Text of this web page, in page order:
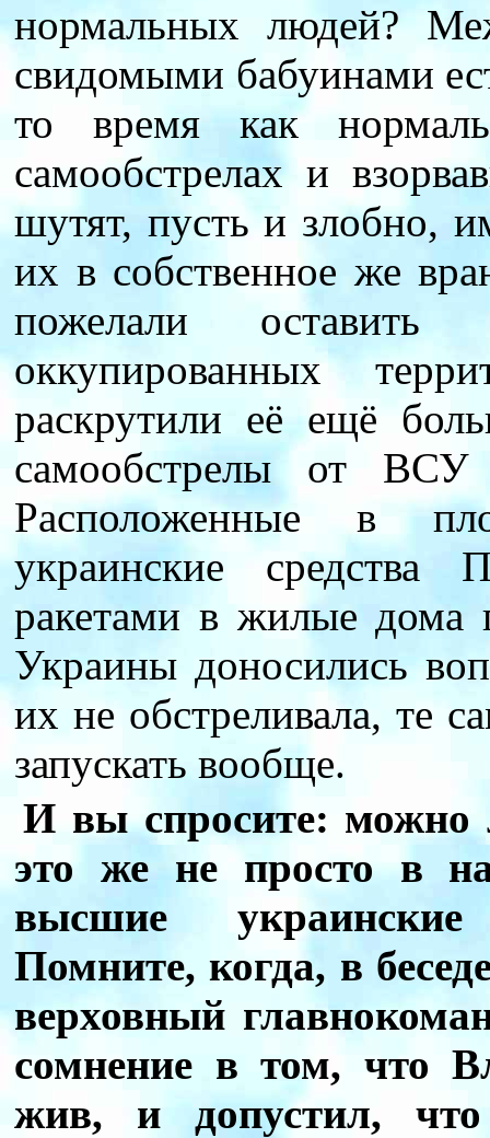
нормальных людей?
свидомыми бабуинами
то время как
самообстрелах и
шутят, пусть и злобно,
их в собственное же
пожелали оставить
оккупированных
раскрутили её ещё
самообстрелы от
Расположенные в
украинские средства
ракетами в жилые дома
Украины доносились
их не обстреливала, те
запускать вообще.
И вы спросите: можно
это же не просто в
высшие
Помните, когда, в
верховный
сомнение в том, что
жив, и допустил,